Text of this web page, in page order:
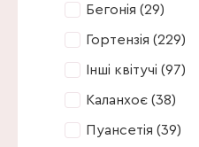
Бегонія (29)
Гортензія (229)
Інші квітучі (97)
Каланхоє (38)
Пуансетія (39)